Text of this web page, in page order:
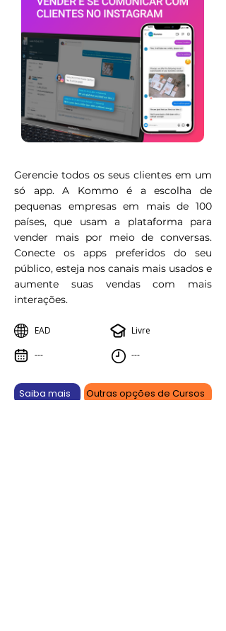
Gerencie todos os seus clientes em um
só app. A Kommo é a escolha de
pequenas empresas em mais de 100
países, que usam a plataforma para
vender mais por meio de conversas.
Conecte os apps preferidos do seu
público, esteja nos canais mais usados e
aumente suas vendas com mais
interações.
EAD
---
Livre
---
Saiba mais Outras opções de Cursos